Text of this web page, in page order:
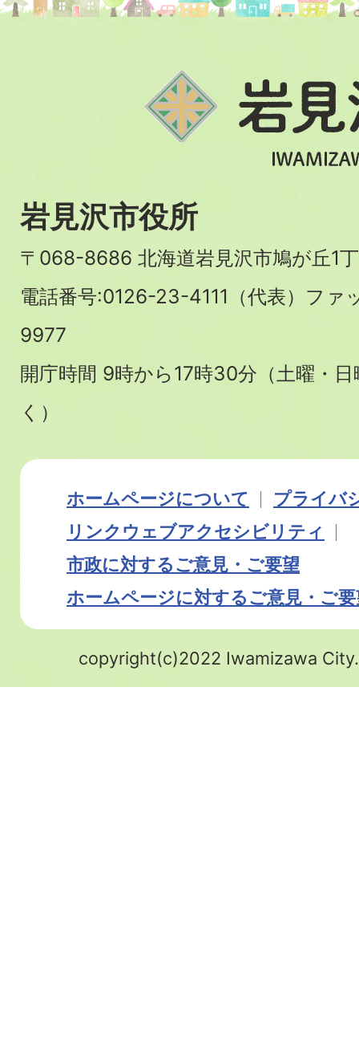
岩見沢市役所
〒068-8686 北海道岩見沢市鳩が丘1
電話番号:0126-23-4111（代表）フ
9977
開庁時間 9時から17時30分（土曜・
く）
ホームページについて
プライバ
リンク ウェブアクセシビリティ
市政に対するご意見・ご要望
ホームページに対するご意見・ご
copyright(c)2022 Iwamizawa